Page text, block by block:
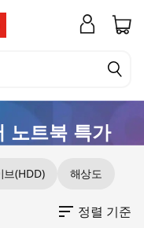
노트북 특가
브(HDD) 해상도
정렬 기준